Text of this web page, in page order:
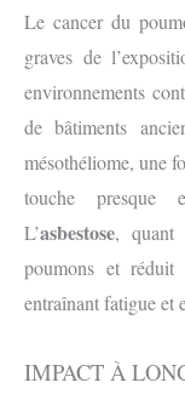
Le cancer du
graves de
environnements
de bâtiments
mésothéliome, une
touche presque
L’asbestose, quant
poumons et réduit
entraînant fatigue et
IMPACT À